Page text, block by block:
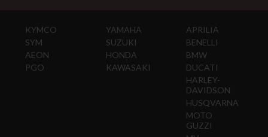
KYMCO
SYM
AEON
PGO
YAMAHA
SUZUKI
HONDA
KAWASAKI
APRILIA
BENELLI
BMW
DUCATI
HARLEY-
DAVIDSON
HUSQVARNA
MOTO
GUZZI